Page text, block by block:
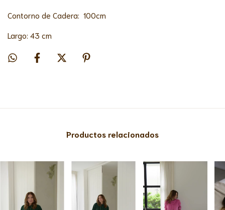
Contorno de Cadera: 100cm
Largo: 43 cm
Productos relacionados